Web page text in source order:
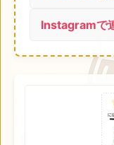
Instagramで